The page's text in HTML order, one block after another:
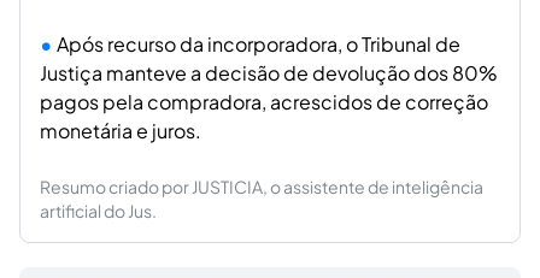
Após recurso da incorporadora, o Tribunal de
Justiça manteve a decisão de devolução dos 80%
pagos pela compradora, acrescidos de correção
monetária e juros.
Resumo criado por JUSTICIA, o assistente de inteligência
artificial do Jus.